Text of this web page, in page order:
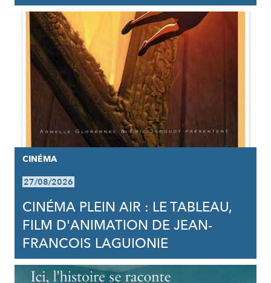
CINÉMA
27/08/2026
CINÉMA PLEIN AIR : LE TABLEAU,
FILM D'ANIMATION DE JEAN-
FRANCOIS LAGUIONIE